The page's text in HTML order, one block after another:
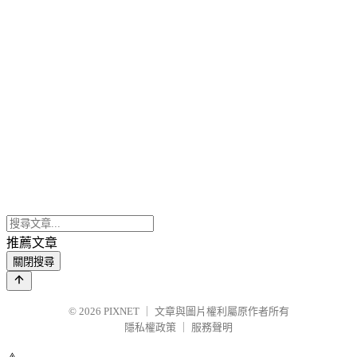
推薦文章
關閉搜尋
© 2026 PIXNET
文章與圖片權利屬原作者所有
隱私權政策
服務聲明